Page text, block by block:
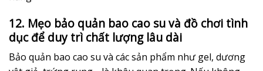
12. Mẹo bảo quản bao cao su và đồ chơi tình
dục để duy trì chất lượng lâu dài
Bảo quản bao cao su và các sản phẩm như gel, dương